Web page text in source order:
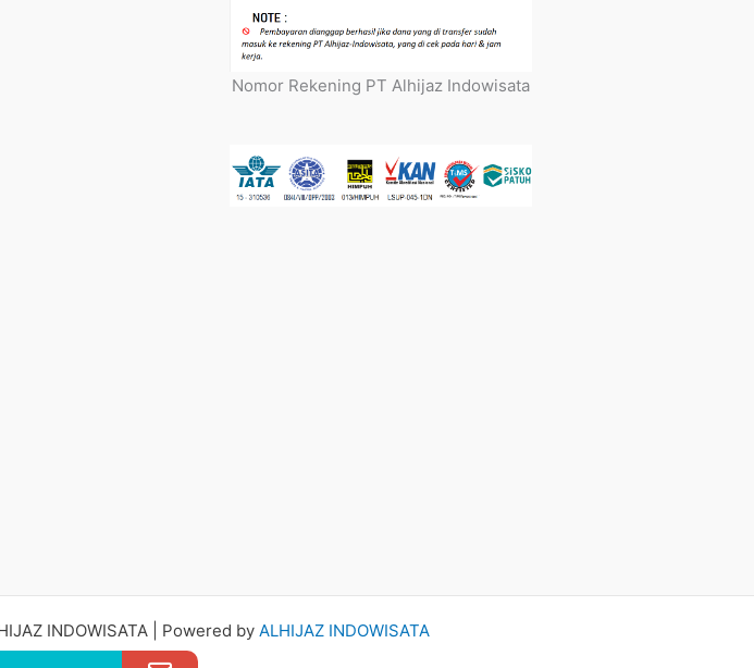
Nomor Rekening PT Alhijaz Indowisata
INDOWISATA | Powered by ALHIJAZ INDOWISATA